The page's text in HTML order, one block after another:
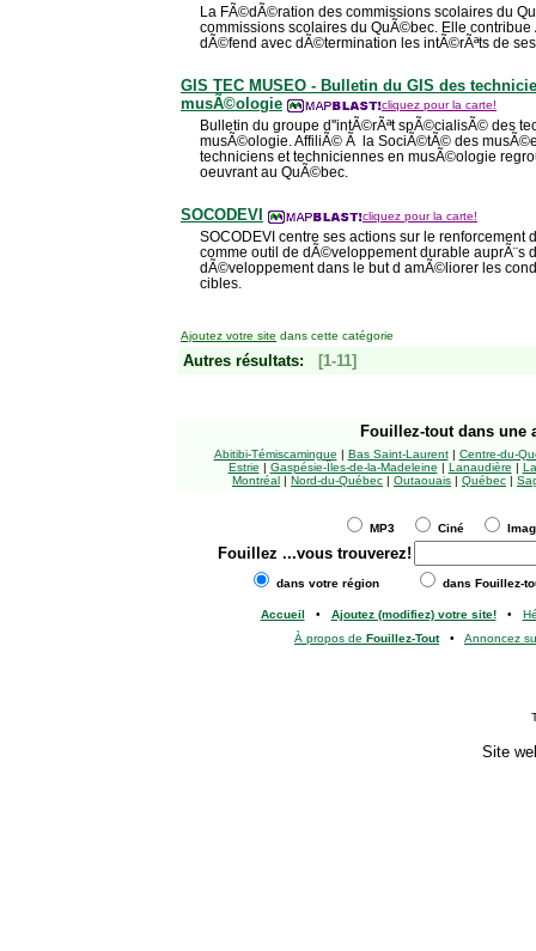
La FÃ©dÃ©ration des commissions scolaires du
commissions scolaires du QuÃ©bec. Elle
dÃ©fend avec dÃ©termination les intÃ©rÃªts de
GIS TEC MUSEO - Bulletin du GIS des
musÃ©ologie
cliquez pour la carte!
Bulletin du groupe d''intÃ©rÃªt spÃ©cialisÃ© des
musÃ©ologie. AffiliÃ© Ã la SociÃ©tÃ© des
techniciens et techniciennes en musÃ©ologie
oeuvrant au QuÃ©bec.
SOCODEVI cliquez pour la carte!
SOCODEVI centre ses actions sur le renforcement
comme outil de dÃ©veloppement durable auprÃ¨s
dÃ©veloppement dans le but d amÃ©liorer les
cibles.
Ajoutez votre site dans cette catégorie
Autres résultats: [1-11]
Fouillez-tout dans une
Abitibi-Témiscamingue | Bas Saint-Laurent| Centre-du-
Estrie | Gaspésie-Îles-de-la-Madeleine | Lanaudière |
Montréal | Nord-du-Québec | Outaouais | Québec |
MP3 Ciné
Fouillez ...vous trouverez!
dans votre région dans Fouillez-
Accueil • Ajoutez (modifiez) votre site!•
À propos de Fouillez-Tout• Annoncez
Site